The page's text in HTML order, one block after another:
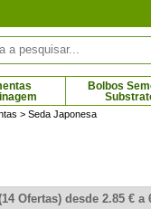
Bolbos
> Seda Japonesa
Ofertas) desde 2.85 € a